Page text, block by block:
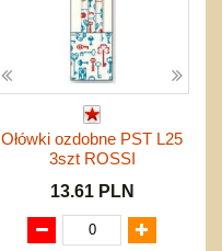
Ołówki ozdobne PST L25
3szt ROSSI
13.61 PLN